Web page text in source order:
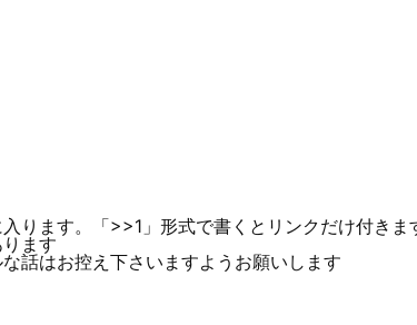
ります。「>>1」形式で書くとリンクだけ付きま
ます
話はお控え下さいますようお願いします